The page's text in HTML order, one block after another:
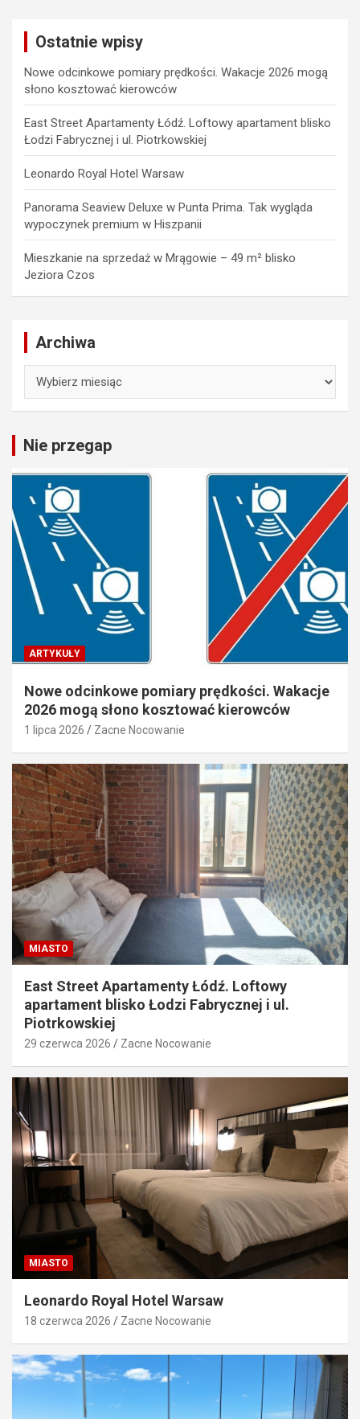
Ostatnie wpisy
Nowe odcinkowe pomiary prędkości. Wakacje 2026 mogą
słono kosztować kierowców
East Street Apartamenty Łódź. Loftowy apartament blisko
Łodzi Fabrycznej i ul. Piotrkowskiej
Leonardo Royal Hotel Warsaw
Panorama Seaview Deluxe w Punta Prima. Tak wygląda
wypoczynek premium w Hiszpanii
Mieszkanie na sprzedaż w Mrągowie – 49 m² blisko
Jeziora Czos
Archiwa
Nie przegap
ARTYKUŁY
Nowe odcinkowe pomiary prędkości. Wakacje
2026 mogą słono kosztować kierowców
1 lipca 2026 Zacne Nocowanie
MIASTO
East Street Apartamenty Łódź. Loftowy
apartament blisko Łodzi Fabrycznej i ul.
Piotrkowskiej
29 czerwca 2026 Zacne Nocowanie
MIASTO
Leonardo Royal Hotel Warsaw
18 czerwca 2026 Zacne Nocowanie